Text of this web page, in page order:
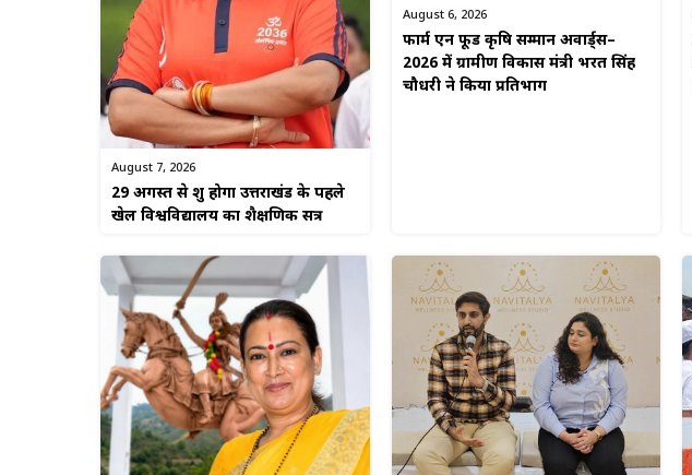
August 7, 2026
29 अगस्त से शुरू होगा उत्तराखंड के पहले
खेल विश्वविद्यालय का शैक्षणिक सत्र
August 6, 2026
फार्म एन फूड कृषि सम्मान अवार्ड्स–
2026 में ग्रामीण विकास मंत्री भरत सिंह
चौधरी ने किया प्रतिभाग